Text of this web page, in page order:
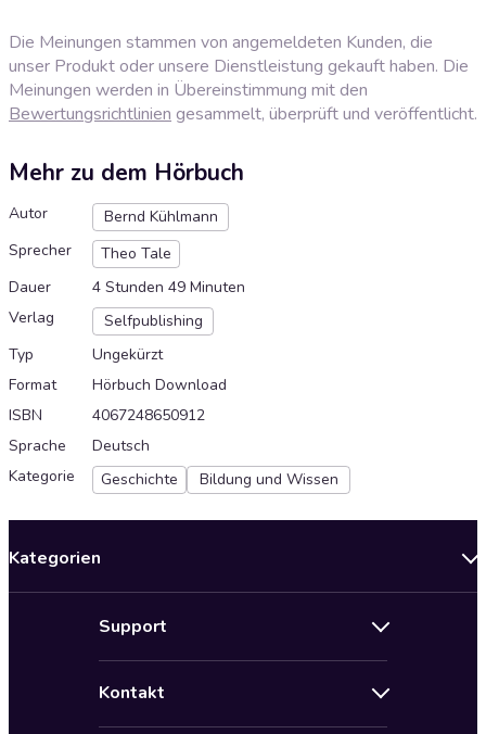
Die Meinungen stammen von angemeldeten Kunden, die
unser Produkt oder unsere Dienstleistung gekauft haben. Die
Meinungen werden in Übereinstimmung mit den
Bewertungsrichtlinien gesammelt, überprüft und veröffentlicht.
Mehr zu dem Hörbuch
Autor
Bernd Kühlmann
Sprecher
Theo Tale
Dauer
4 Stunden 49 Minuten
Verlag
Selfpublishing
Typ
Ungekürzt
Format
Hörbuch Download
ISBN
4067248650912
Sprache
Deutsch
Kategorie
Geschichte Bildung und Wissen
Kategorien
Support
Kontakt